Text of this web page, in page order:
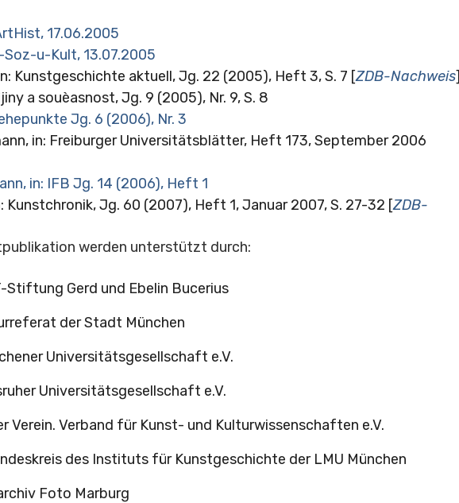
17.06.2005
Soz-u-Kult, 13.07.2005
Kunstgeschichte aktuell, Jg. 22 (2005), Heft 3, S. 7 [ZDB-Nachweis]
a souèasnost, Jg. 9 (2005), Nr. 9, S. 8
Jg. 6 (2006), Nr. 3
in: Freiburger Universitätsblätter, Heft 173, September 2006
in: IFB Jg. 14 (2006), Heft 1
Kunstchronik, Jg. 60 (2007), Heft 1, Januar 2007, S. 27-32 [ZDB-
werden unterstützt durch:
Stiftung Gerd und Ebelin Bucerius
der Stadt München
Universitätsgesellschaft e.V.
Universitätsgesellschaft e.V.
Verein. Verband für Kunst- und Kulturwissenschaften e.V.
des Instituts für Kunstgeschichte der LMU München
Foto Marburg